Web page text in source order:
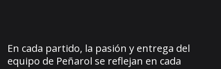
En cada partido, la pasión y entrega del
equipo de Peñarol se reflejan en cada